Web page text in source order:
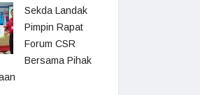
Sekda Landak
Pimpin Rapat
Forum CSR
Bersama Pihak